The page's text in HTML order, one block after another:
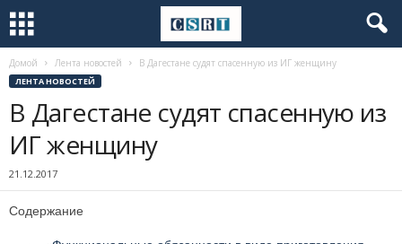
Домой Лента новостей В Дагестане судят спасенную из ИГ женщину
ЛЕНТА НОВОСТЕЙ
В Дагестане судят спасенную из
ИГ женщину
21.12.2017
Содержание